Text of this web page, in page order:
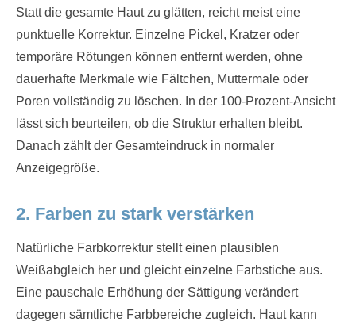
Statt die gesamte Haut zu glätten, reicht meist eine
punktuelle Korrektur. Einzelne Pickel, Kratzer oder
temporäre Rötungen können entfernt werden, ohne
dauerhafte Merkmale wie Fältchen, Muttermale oder
Poren vollständig zu löschen. In der 100-Prozent-Ansicht
lässt sich beurteilen, ob die Struktur erhalten bleibt.
Danach zählt der Gesamteindruck in normaler
Anzeigegröße.
2. Farben zu stark verstärken
Natürliche Farbkorrektur stellt einen plausiblen
Weißabgleich her und gleicht einzelne Farbstiche aus.
Eine pauschale Erhöhung der Sättigung verändert
dagegen sämtliche Farbbereiche zugleich. Haut kann